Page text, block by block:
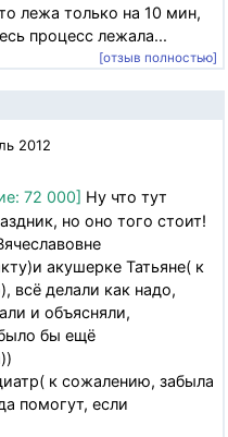
лежа только на 10 мин,
процесс лежала...
[отзыв полностью]
2012
72 000] Ну что тут
но оно того стоит!
акушерке Татьяне( к
делали как надо,
и объясняли,
бы ещё
к сожалению, забыла
помогут, если